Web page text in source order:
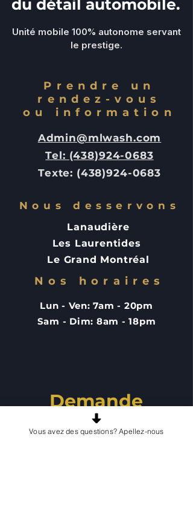
du détail automobile.
Unité mobile 100% autonome servant
le prestige.
Prendre un
rendez-vous
ou information
Admin@mlwash.com
Tel: (438)924-0683
Texte: (438)924-0683
Nous desservons
Lanaudière
Les Laurentides
Le Grand Montréal
Nos horaires
Lun - Ven: 7am - 20pm
Sam - Dim: 8am - 18pm
Demande
d'information
Vous avez des questions? Apellez-nous